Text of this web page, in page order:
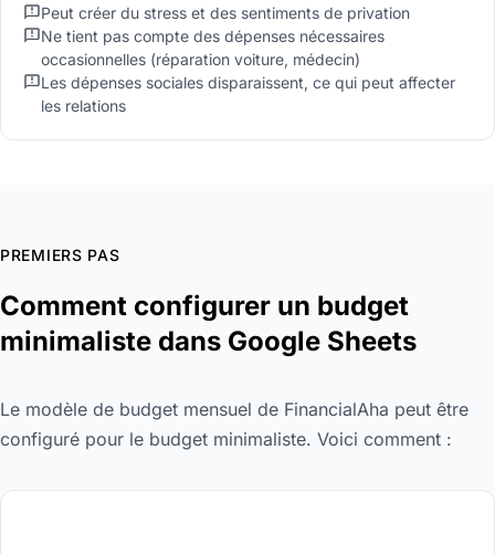
Peut créer du stress et des sentiments de privation
Ne tient pas compte des dépenses nécessaires
occasionnelles (réparation voiture, médecin)
Les dépenses sociales disparaissent, ce qui peut affecter
les relations
PREMIERS PAS
Comment configurer un budget
minimaliste dans Google Sheets
Le modèle de budget mensuel de FinancialAha peut être
configuré pour le budget minimaliste. Voici comment :